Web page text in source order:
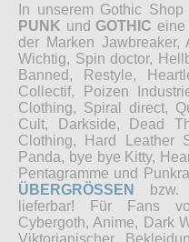
In unserem Gothic
PUNK und GOTHIC eine
der Marken Jawbreaker,
Wichtig, Spin doctor,
Banned, Restyle,
Collectif, Poizen
Clothing, Spiral direct,
Cult, Darkside, Dead
Clothing, Hard Leather
Panda, bye bye Kitty,
Pentagramme und
ÜBERGRÖSSEN
lieferbar! Für Fans
Cybergoth, Anime, Dark
Viktorianischer